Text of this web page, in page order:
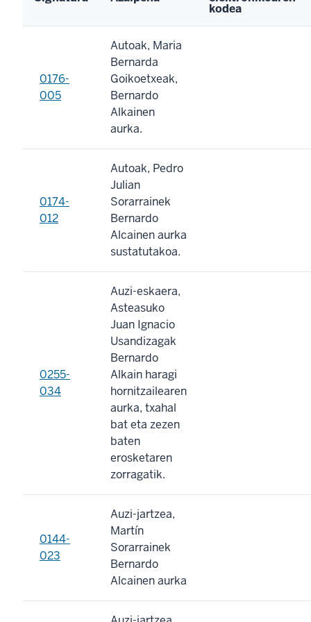
kodea
0176-
005
Autoak, Maria
Bernarda
Goikoetxeak,
Bernardo
Alkainen
aurka.
0174-
012
Autoak, Pedro
Julian
Sorarrainek
Bernardo
Alcainen aurka
sustatutakoa.
0255-
034
Auzi-eskaera,
Asteasuko
Juan Ignacio
Usandizagak
Bernardo
Alkain haragi
hornitzailearen
aurka, txahal
bat eta zezen
baten
erosketaren
zorragatik.
0144-
023
Auzi-jartzea,
Martín
Sorarrainek
Bernardo
Alcainen aurka